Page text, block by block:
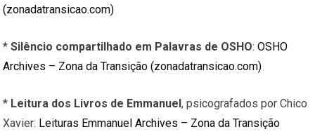
(zonadatransicao.com)
*Silêncio compartilhado em Palavras de OSHO:OSHO
Archives – Zona da Transição (zonadatransicao.com)
* Leitura dos Livros de Emmanuel, psicografados por Chico
Xavier: Leituras Emmanuel Archives – Zona da Transição